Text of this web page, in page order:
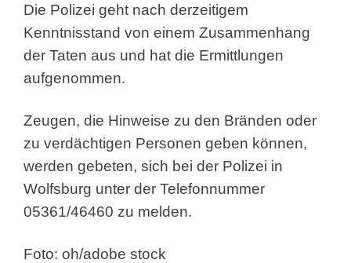
Die Polizei geht nach derzeitigem
Kenntnisstand von einem Zusammenhang
der Taten aus und hat die Ermittlungen
aufgenommen.
Zeugen, die Hinweise zu den Bränden oder
zu verdächtigen Personen geben können,
werden gebeten, sich bei der Polizei in
Wolfsburg unter der Telefonnummer
05361/46460 zu melden.
Foto: oh/adobe stock